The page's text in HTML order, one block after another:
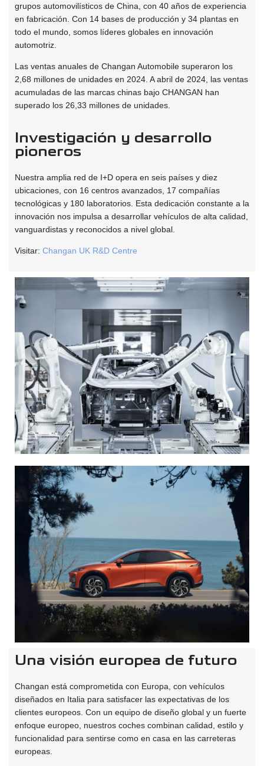
grupos automovilísticos de China, con 40 años de experiencia
en fabricación. Con 14 bases de producción y 34 plantas en
todo el mundo, somos líderes globales en innovación
automotriz.
Las ventas anuales de Changan Automobile superaron los
2,68 millones de unidades en 2024. A abril de 2024, las ventas
acumuladas de las marcas chinas bajo CHANGAN han
superado los 26,33 millones de unidades.
Investigación y desarrollo
pioneros
Nuestra amplia red de I+D opera en seis países y diez
ubicaciones, con 16 centros avanzados, 17 compañías
tecnológicas y 180 laboratorios. Esta dedicación constante a la
innovación nos impulsa a desarrollar vehículos de alta calidad,
vanguardistas y reconocidos a nivel global.
Visitar: Changan UK R&D Centre
Una visión europea de futuro
Changan está comprometida con Europa, con vehículos
diseñados en Italia para satisfacer las expectativas de los
clientes europeos. Con un equipo de diseño global y un fuerte
enfoque europeo, nuestros coches combinan calidad, estilo y
funcionalidad para sentirse como en casa en las carreteras
europeas.